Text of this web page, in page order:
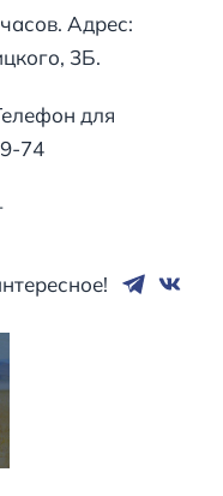
Адрес:
3Б.
для
74